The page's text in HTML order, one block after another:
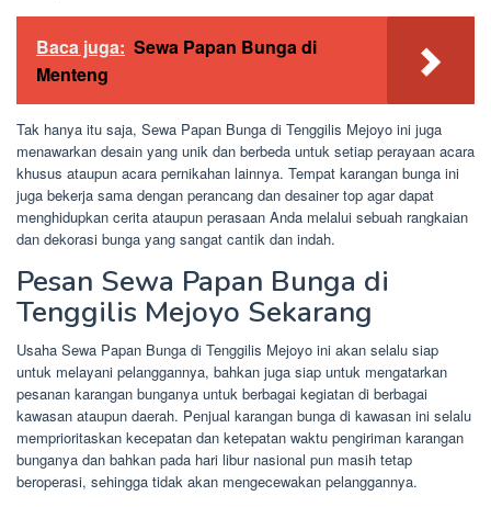
Baca juga: Sewa Papan Bunga di
Menteng
Tak hanya itu saja, Sewa Papan Bunga di Tenggilis Mejoyo ini juga
menawarkan desain yang unik dan berbeda untuk setiap perayaan acara
khusus ataupun acara pernikahan lainnya. Tempat karangan bunga ini
juga bekerja sama dengan perancang dan desainer top agar dapat
menghidupkan cerita ataupun perasaan Anda melalui sebuah rangkaian
dan dekorasi bunga yang sangat cantik dan indah.
Pesan Sewa Papan Bunga di
Tenggilis Mejoyo Sekarang
Usaha Sewa Papan Bunga di Tenggilis Mejoyo ini akan selalu siap
untuk melayani pelanggannya, bahkan juga siap untuk mengatarkan
pesanan karangan bunganya untuk berbagai kegiatan di berbagai
kawasan ataupun daerah. Penjual karangan bunga di kawasan ini selalu
memprioritaskan kecepatan dan ketepatan waktu pengiriman karangan
bunganya dan bahkan pada hari libur nasional pun masih tetap
beroperasi, sehingga tidak akan mengecewakan pelanggannya.